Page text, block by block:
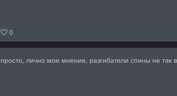
0
просто, лично мое мнение, разгибатели спины не